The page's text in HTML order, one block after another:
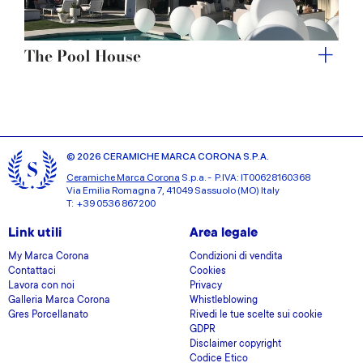
The Pool House
© 2026 CERAMICHE MARCA CORONA S.P.A.
Ceramiche Marca Corona S.p.a. - P.IVA: IT00628160368
Via Emilia Romagna 7, 41049 Sassuolo (MO) Italy
T: +39 0536 867200
Link utili
My Marca Corona
Contattaci
Lavora con noi
Galleria Marca Corona
Gres Porcellanato
Area legale
Condizioni di vendita
Cookies
Privacy
Whistleblowing
Rivedi le tue scelte sui cookie
GDPR
Disclaimer copyright
Codice Etico